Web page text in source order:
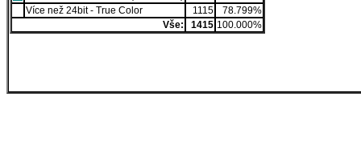
Více než 24bit - True Color
1115
78.799%
Vše:
1415 100.000%